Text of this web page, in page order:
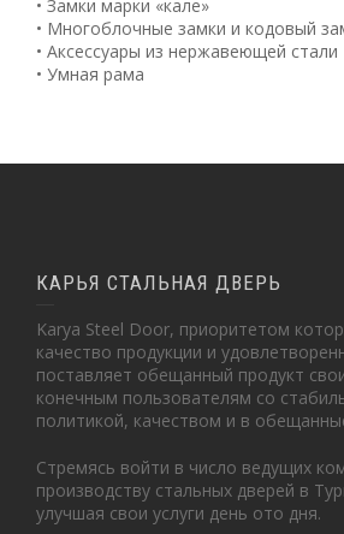
• Замки марки «кале»
• Многоблочные замки и кодовый
• Аксессуары из нержавеющей стали
• Умная рама
КАРЬЯ СТАЛЬНАЯ ДВЕРЬ
Karya Steel Door, приоритетом
качество продукции и
поставляет обещанный продукт
конечным пользователям со
политикой, качеством и в
Стремясь войти в число ведущих
производству стальных дверей в
улучшая свои услуги день ото дня.